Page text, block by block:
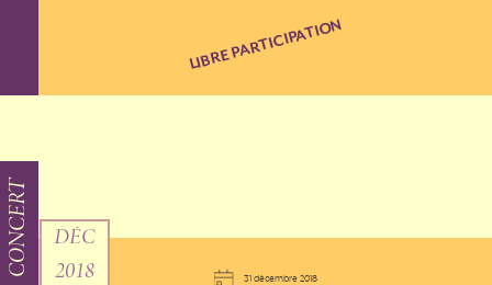
LIBRE PARTICIPATION
CONCERT
DÉC
2018
31 décembre 2018